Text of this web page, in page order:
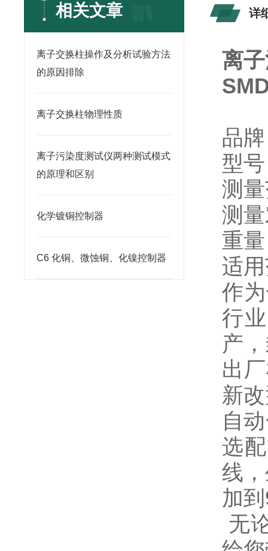
相关文章
离子交换柱操作及分析试验方法
的原因排除
离子交换柱物理性质
离子污染度测试仪两种测试模式
的原理和区别
化学镀铜控制器
C6 化铜、微蚀铜、化镍控制器
详
离
品
型
测
测
重
适
作
行
产
出
新
自
选
线
加
无